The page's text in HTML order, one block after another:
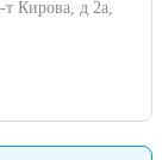
Кирова, д 2а,